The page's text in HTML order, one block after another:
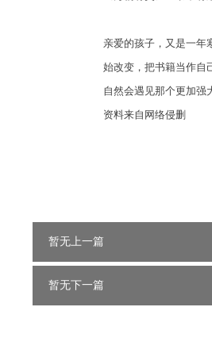
亲爱的孩子，又是一年
始改变，把书籍当作自
自然会遇见那个更加强
资料来自网络侵删
暂无上一篇
暂无下一篇